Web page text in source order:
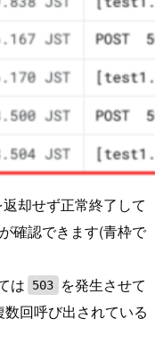
返却せず正常終了して
確認できます(青枠で
は
503
を発生させて
回呼び出されている